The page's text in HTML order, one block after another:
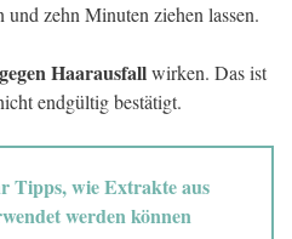
und zehn Minuten ziehen lassen.
gegen Haarausfallwirken. Das ist
endgültig bestätigt.
Tipps, wie Extrakte aus
werden können